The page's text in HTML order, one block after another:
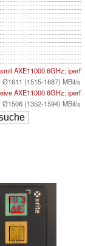
AXE11000 6GHz; iperf
Ø1611 (1515-1687) MBit/s
AXE11000 6GHz; iperf
Ø1506 (1352-1594) MBit/s
10.3
∆E
2.3
∆E